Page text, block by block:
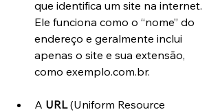
que identifica um site na internet.
Ele funciona como o “nome” do
endereço e geralmente inclui
apenas o site e sua extensão,
como exemplo.com.br.
A URL (Uniform Resource